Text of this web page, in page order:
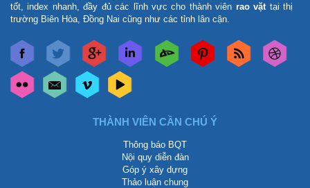
tốt, index nhanh, đầy đủ các lĩnh vực cho thành viên rao vặt tại thị
trường Biên Hòa, Đồng Nai cũng như các tỉnh lân cận.
THÀNH VIÊN CẦN CHÚ Ý
Thông báo BQT
Nội quy diễn đàn
Góp ý xây dựng
Thảo luận chung